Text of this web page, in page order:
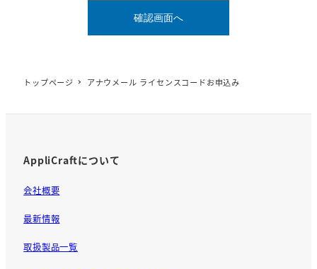
トップページ アナウメール ライセンスコードお申込み
AppliCraftについて
会社概要
最新情報
取扱製品一覧